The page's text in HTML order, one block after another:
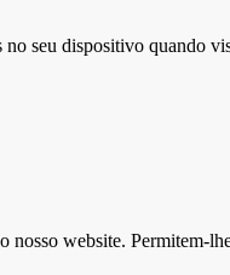
seu dispositivo quando
nosso website. Permitem-